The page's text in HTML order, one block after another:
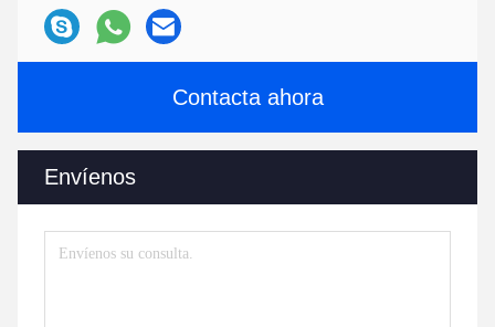
Contacta ahora
Envíenos